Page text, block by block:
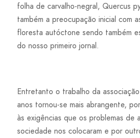
folha de carvalho-negral, Quercus
também a preocupação inicial com
floresta autóctone sendo também
do nosso primeiro jornal.
Entretanto o trabalho da
anos tornou-se mais abrangente,
às exigências que os problemas de
sociedade nos colocaram e por